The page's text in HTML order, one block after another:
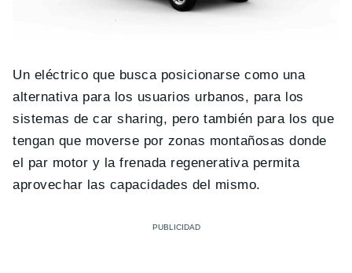
Un eléctrico que busca posicionarse como una
alternativa para los usuarios urbanos, para los
sistemas de car sharing, pero también para los que
tengan que moverse por zonas montañosas donde
el par motor y la frenada regenerativa permita
aprovechar las capacidades del mismo.